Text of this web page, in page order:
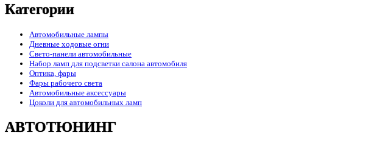
Категории
Автомобильные лампы
Дневные ходовые огни
Свето-панели автомобильные
Набор ламп для подсветки салона автомобиля
Оптика, фары
Фары рабочего света
Автомобильные аксессуары
Цоколи для автомобильных ламп
АВТОТЮНИНГ